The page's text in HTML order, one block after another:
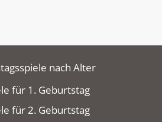
nach Alter
für 1. Geburtstag
für 2. Geburtstag